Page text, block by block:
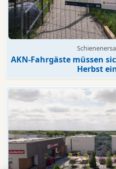
AKN-Fahrgäste müssen
Herbst